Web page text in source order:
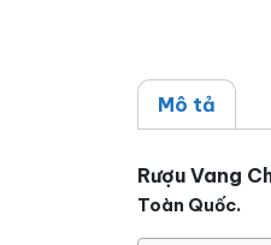
Mô tả
Rượu Vang
Toàn Quốc.